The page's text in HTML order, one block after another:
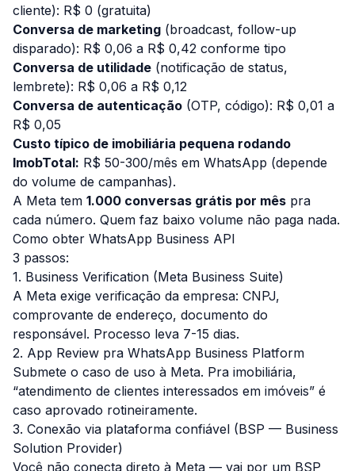
cliente): R$ 0 (gratuita)
Conversa de marketing (broadcast, follow-up
disparado): R$ 0,06 a R$ 0,42 conforme tipo
Conversa de utilidade (notificação de status,
lembrete): R$ 0,06 a R$ 0,12
Conversa de autenticação (OTP, código): R$ 0,01 a
R$ 0,05
Custo típico de imobiliária pequena rodando
ImobTotal: R$ 50-300/mês em WhatsApp (depende
do volume de campanhas).
A Meta tem 1.000 conversas grátis por mês pra
cada número. Quem faz baixo volume não paga nada.
Como obter WhatsApp Business API
3 passos:
1. Business Verification (Meta Business Suite)
A Meta exige verificação da empresa: CNPJ,
comprovante de endereço, documento do
responsável. Processo leva 7-15 dias.
2. App Review pra WhatsApp Business Platform
Submete o caso de uso à Meta. Pra imobiliária,
“atendimento de clientes interessados em imóveis” é
caso aprovado rotineiramente.
3. Conexão via plataforma confiável (BSP — Business
Solution Provider)
Você não conecta direto à Meta — vai por um BSP